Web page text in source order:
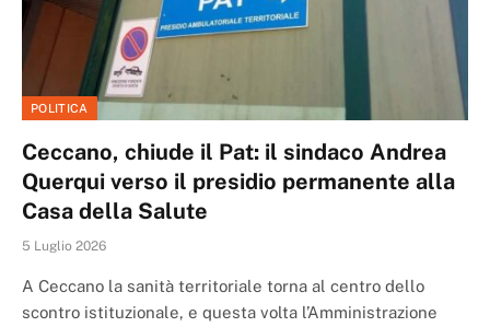
POLITICA
Ceccano, chiude il Pat: il sindaco Andrea
Querqui verso il presidio permanente alla
Casa della Salute
5 Luglio 2026
A Ceccano la sanità territoriale torna al centro dello
scontro istituzionale, e questa volta l’Amministrazione